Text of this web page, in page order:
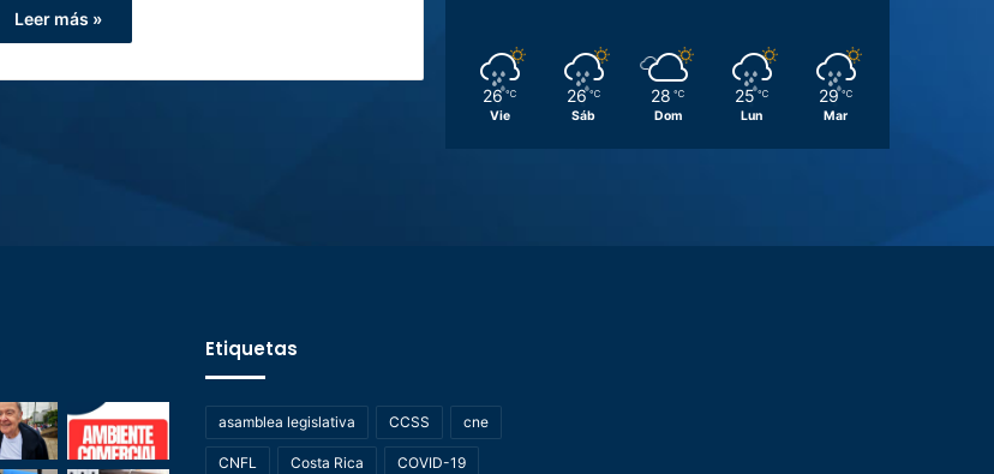
Leer más »
26 ℃
Vie
26 ℃
Sáb
28 ℃
Dom
25 ℃
Lun
29 ℃
Mar
Etiquetas
asamblea legislativa CCSS cne
CNFL Costa Rica COVID-19